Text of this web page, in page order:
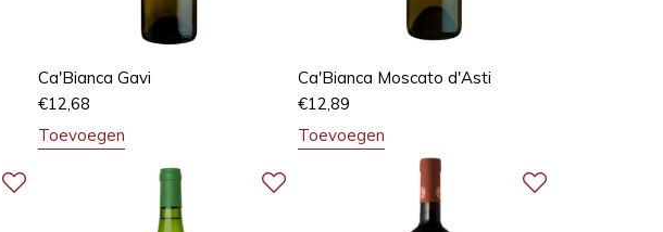
Ca'Bianca Gavi
€12,68
Toevoegen
Ca'Bianca Moscato d'Asti
€12,89
Toevoegen